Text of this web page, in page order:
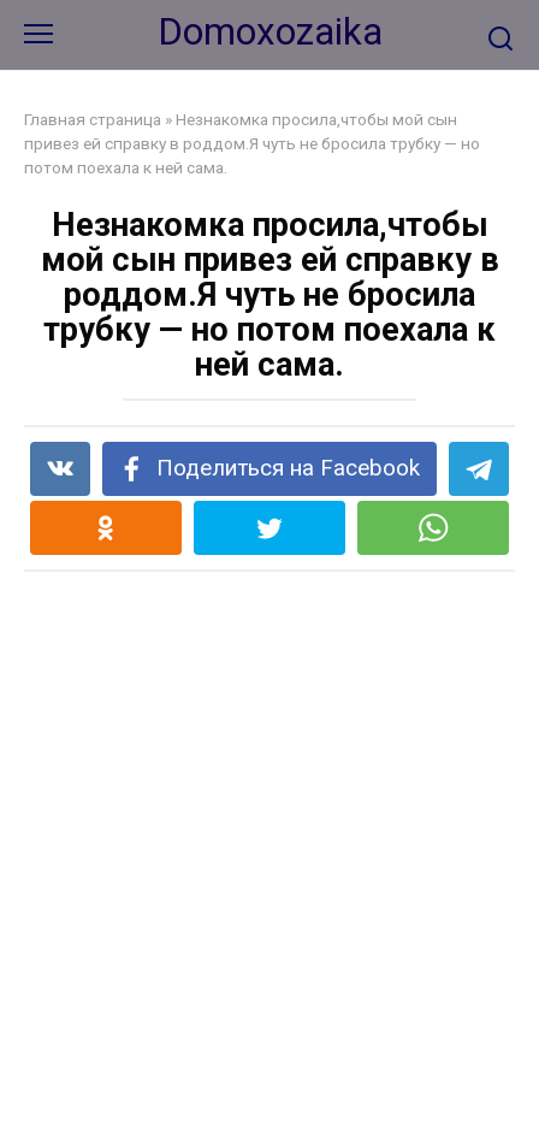
контенту
Domoxozaika
Главная страница » Незнакомка просила,чтобы мой сын
привез ей справку в роддом.Я чуть не бросила трубку — но
потом поехала к ней сама.
Незнакомка просила,чтобы
мой сын привез ей справку в
роддом.Я чуть не бросила
трубку — но потом поехала к
ней сама.
Поделиться на Facebook